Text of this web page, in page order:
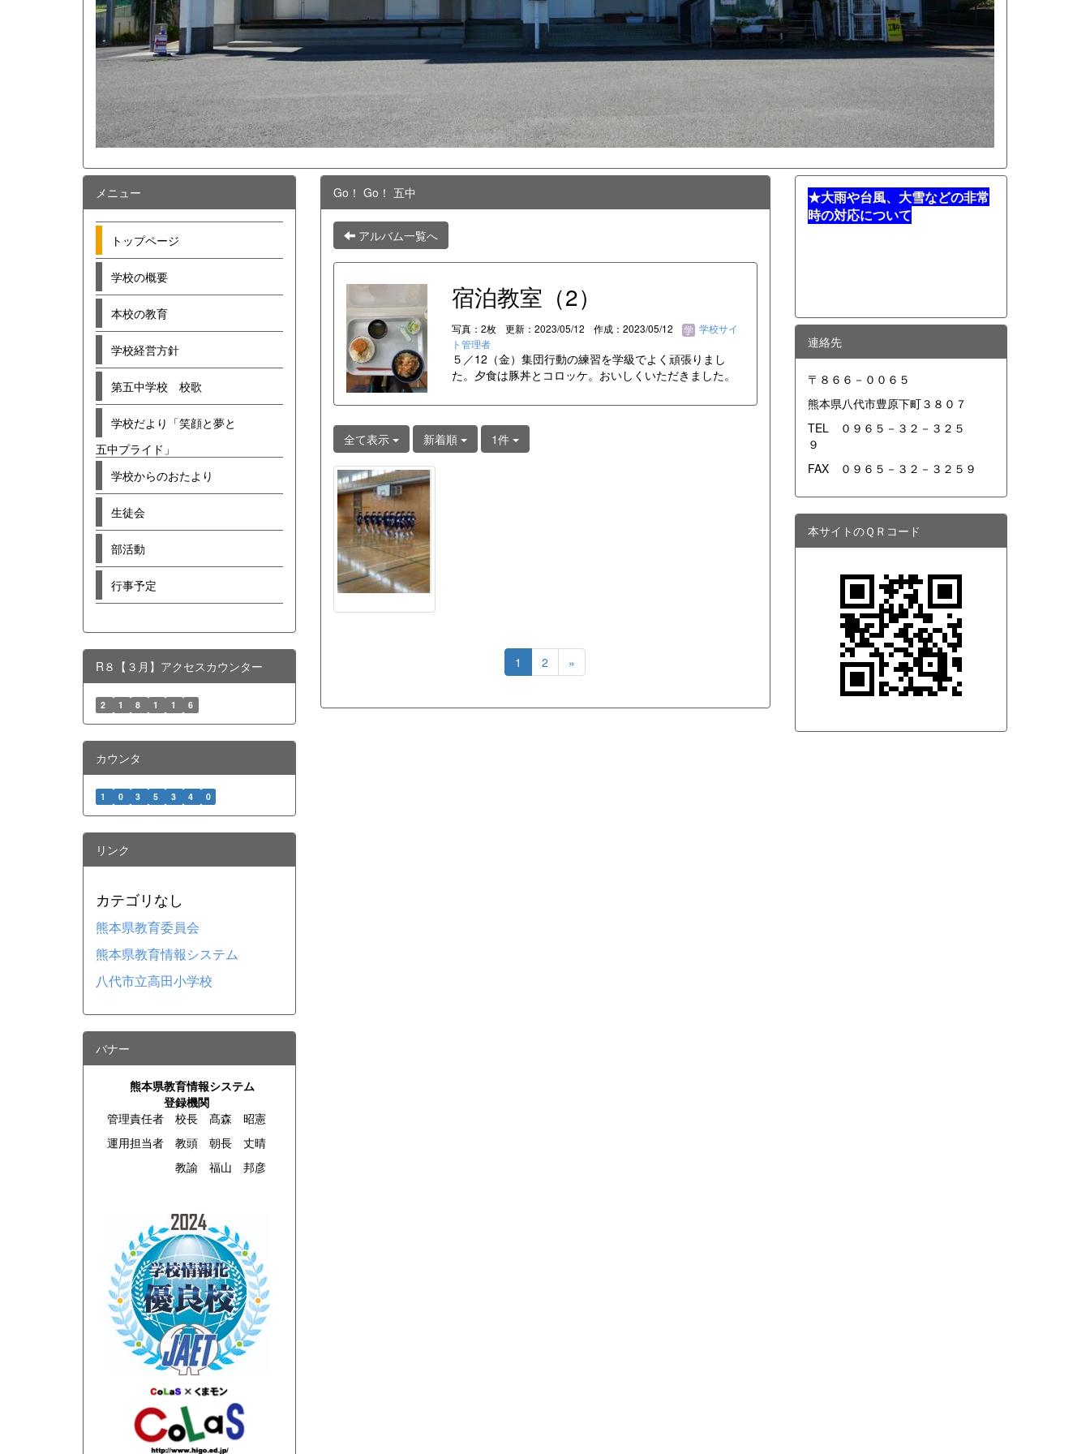
Go！ Go！ 五中
アルバム一覧へ
宿泊教室（2）
写真：2枚 更新：2023/05/12 作成：2023/05/12
学校サイ
ト管理者
５／12（金）集団行動の練習を学級でよく頑張りまし
た。夕食は豚丼とコロッケ。おいしくいただきました。
全て表示 新着順 1件
1 2 »
メニュー
トップページ
学校の概要
本校の教育
学校経営方針
第五中学校 校歌
学校だより「笑顔と夢と
五中プライド」
学校からのおたより
生徒会
部活動
行事予定
R８【３月】アクセスカウンター
2 1 8 1 1 6
カウンタ
1 0 3 5 3 4 0
リンク
カテゴリなし
熊本県教育委員会
熊本県教育情報システム
八代市立高田小学校
バナー
熊本県教育情報システム
登録機関
管理責任者 校長 髙森 昭憲
運用担当者 教頭 朝長 丈晴
教諭 福山 邦彦
★大雨や台風、大雪などの非常
時の対応について
連絡先
〒８６６－００６５
熊本県八代市豊原下町３８０７
TEL ０９６５－３２－３２５
９
FAX ０９６５－３２－３２５９
本サイトのＱＲコード